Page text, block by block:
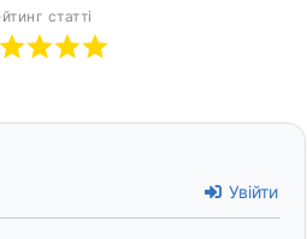
статті
Увійти